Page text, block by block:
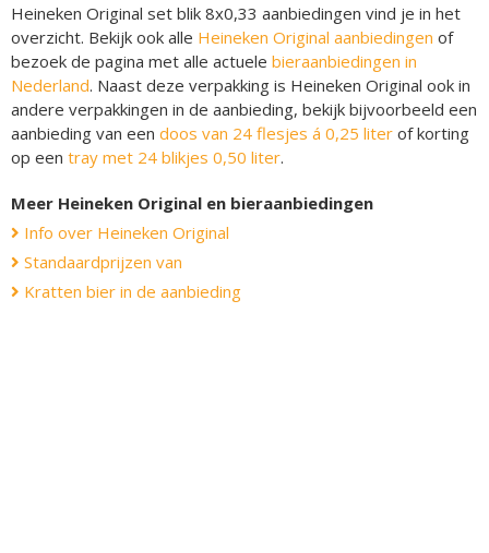
Heineken Original set blik 8x0,33 aanbiedingen vind je in het
overzicht. Bekijk ook alle Heineken Original aanbiedingen of
bezoek de pagina met alle actuele bieraanbiedingen in
Nederland. Naast deze verpakking is Heineken Original ook in
andere verpakkingen in de aanbieding, bekijk bijvoorbeeld een
aanbieding van een doos van 24 flesjes á 0,25 liter of korting
op een tray met 24 blikjes 0,50 liter.
Meer Heineken Original en bieraanbiedingen
Info over Heineken Original
Standaardprijzen van
Kratten bier in de aanbieding